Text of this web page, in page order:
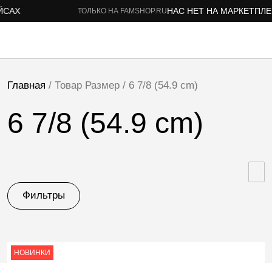
ТОЛЬКО НА FAMSHOP.RUНАС НЕТ НА МАРКЕТПЛЕЙСАХ
Главная / Товар Размер / 6 7/8 (54.9 cm)
6 7/8 (54.9 cm)
Фильтры
НОВИНКИ